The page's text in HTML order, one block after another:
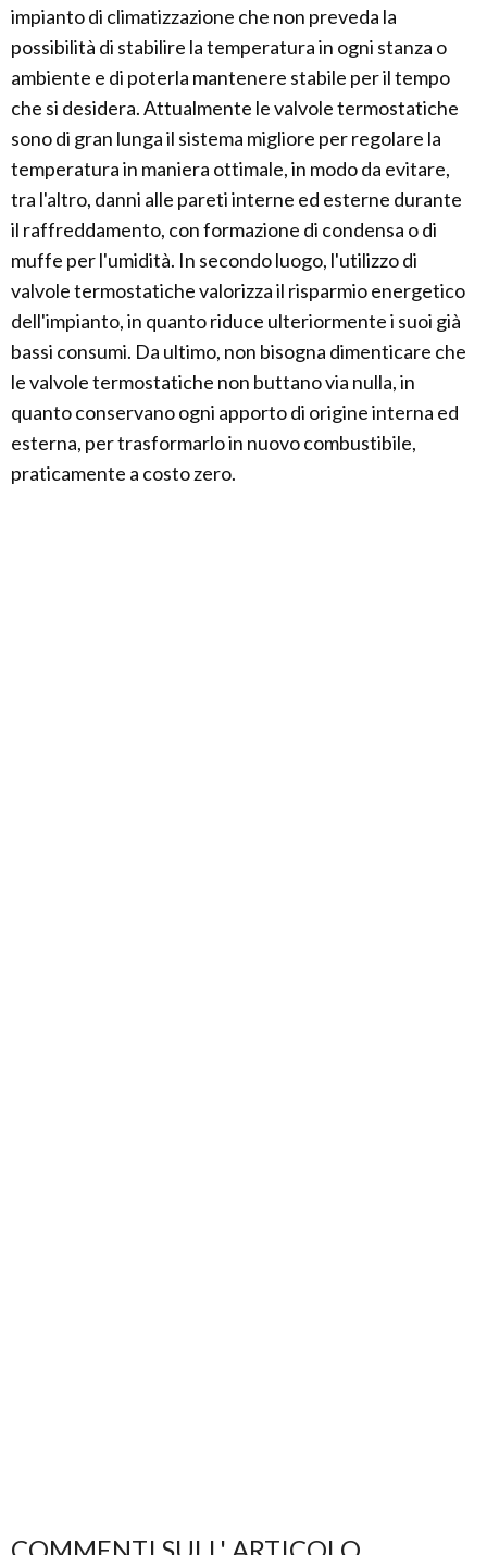
impianto di climatizzazione che non preveda la
possibilità di stabilire la temperatura in ogni stanza o
ambiente e di poterla mantenere stabile per il tempo
che si desidera. Attualmente le valvole termostatiche
sono di gran lunga il sistema migliore per regolare la
temperatura in maniera ottimale, in modo da evitare,
tra l'altro, danni alle pareti interne ed esterne durante
il raffreddamento, con formazione di condensa o di
muffe per l'umidità. In secondo luogo, l'utilizzo di
valvole termostatiche valorizza il risparmio energetico
dell'impianto, in quanto riduce ulteriormente i suoi già
bassi consumi. Da ultimo, non bisogna dimenticare che
le valvole termostatiche non buttano via nulla, in
quanto conservano ogni apporto di origine interna ed
esterna, per trasformarlo in nuovo combustibile,
praticamente a costo zero.